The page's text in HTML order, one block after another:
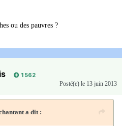
ou des pauvres ?
1 562
Posté(e) le 13 juin 2013
a dit :